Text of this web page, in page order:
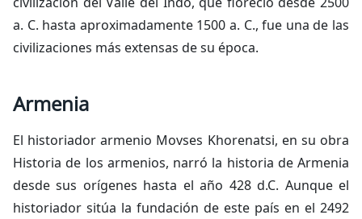
a. C. hasta aproximadamente 1500 a. C., fue una de las
civilizaciones más extensas de su época.
Armenia
El historiador armenio Movses Khorenatsi, en su obra
Historia de los armenios, narró la historia de Armenia
desde sus orígenes hasta el año 428 d.C. Aunque el
historiador sitúa la fundación de este país en el 2492